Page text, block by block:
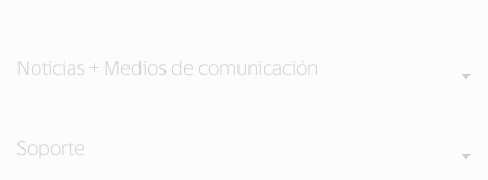
Noticias + Medios de comunicación
Soporte